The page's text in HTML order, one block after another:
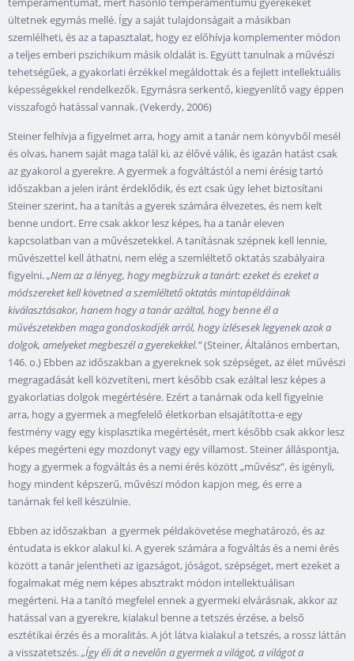
ültetnek egymás mellé. Így a saját tulajdonságait a másikban
szemlélheti, és az a tapasztalat, hogy ez előhívja komplementer módon
a teljes emberi pszichikum másik oldalát is. Együtt tanulnak a művészi
tehetségűek, a gyakorlati érzékkel megáldottak és a fejlett intellektuális
képességekkel rendelkezők. Egymásra serkentő, kiegyenlítő vagy éppen
visszafogó hatással vannak. (Vekerdy, 2006)
Steiner felhívja a figyelmet arra, hogy amit a tanár nem könyvből mesél
és olvas, hanem saját maga talál ki, az élővé válik, és igazán hatást csak
az gyakorol a gyerekre. A gyermek a fogváltástól a nemi érésig tartó
időszakban a jelen iránt érdeklődik, és ezt csak úgy lehet biztosítani
Steiner szerint, ha a tanítás a gyerek számára élvezetes, és nem kelt
benne undort. Erre csak akkor lesz képes, ha a tanár eleven
kapcsolatban van a művészetekkel. A tanításnak szépnek kell lennie,
művészettel kell áthatni, nem elég a szemléltető oktatás szabályaira
figyelni.„Nem az a lényeg, hogy megbízzuk a tanárt: ezeket és ezeket a
módszereket kell követned a szemléltető oktatás mintapéldáinak
kiválasztásakor, hanem hogy a tanár azáltal, hogy benne él a
művészetekben maga gondoskodjék arról, hogy ízlésesek legyenek azok a
dolgok, amelyeket megbeszél a gyerekekkel.”(Steiner, Általános embertan,
146. o.) Ebben az időszakban a gyereknek sok szépséget, az élet művészi
megragadását kell közvetíteni, mert később csak ezáltal lesz képes a
gyakorlatias dolgok megértésére. Ezért a tanárnak oda kell figyelnie
arra, hogy a gyermek a megfelelő életkorban elsajátította-e egy
festmény vagy egy kisplasztika megértését, mert később csak akkor lesz
képes megérteni egy mozdonyt vagy egy villamost. Steiner álláspontja,
hogy a gyermek a fogváltás és a nemi érés között „művész”, és igényli,
hogy mindent képszerű, művészi módon kapjon meg, és erre a
tanárnak fel kell készülnie.
Ebben az időszakban a gyermek példakövetése meghatározó, és az
éntudata is ekkor alakul ki. A gyerek számára a fogváltás és a nemi érés
között a tanár jelentheti az igazságot, jóságot, szépséget, mert ezeket a
fogalmakat még nem képes absztrakt módon intellektuálisan
megérteni. Ha a tanító megfelel ennek a gyermeki elvárásnak, akkor az
hatással van a gyerekre, kialakul benne a tetszés érzése, a belső
esztétikai érzés és a moralitás. A jót látva kialakul a tetszés, a rossz láttán
a visszatetszés.„Így éli át a nevelőn a gyermek a világot, a világot a